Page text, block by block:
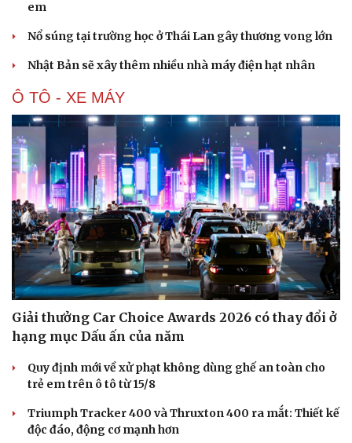
em
Nổ súng tại trường học ở Thái Lan gây thương vong lớn
Nhật Bản sẽ xây thêm nhiều nhà máy điện hạt nhân
Ô TÔ - XE MÁY
Giải thưởng Car Choice Awards 2026 có thay đổi ở
hạng mục Dấu ấn của năm
Quy định mới về xử phạt không dùng ghế an toàn cho
trẻ em trên ô tô từ 15/8
Triumph Tracker 400 và Thruxton 400 ra mắt: Thiết kế
độc đáo, động cơ mạnh hơn